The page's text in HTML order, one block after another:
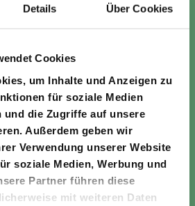
Details Über Cookies
Cookies
um Inhalte und Anzeigen zu
für soziale Medien
und die Zugriffe auf unsere
Außerdem geben wir
Verwendung unserer Website
soziale Medien, Werbung und
Partner führen diese
mit weiteren Daten
Einschränkungen kann
werden kann.
aus organisatorischen Gründen
über deine